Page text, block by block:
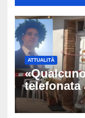
ATTUALITÀ
telefonata
che ha